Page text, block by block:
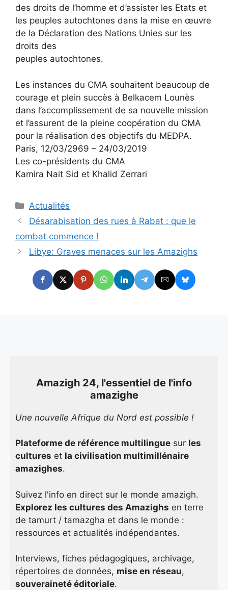
des droits de l’homme et d’assister les Etats et
les peuples autochtones dans la mise en œuvre
de la Déclaration des Nations Unies sur les
droits des
peuples autochtones.
Les instances du CMA souhaitent beaucoup de
courage et plein succès à Belkacem Lounès
dans l’accomplissement de sa nouvelle mission
et l’assurent de la pleine coopération du CMA
pour la réalisation des objectifs du MEDPA.
Paris, 12/03/2969 – 24/03/2019
Les co-présidents du CMA
Kamira Nait Sid et Khalid Zerrari
Catégories
Actualités
Désarabisation des rues à Rabat : que le
combat commence !
Libye: Graves menaces sur les Amazighs
Amazigh 24, l'essentiel de l'info
amazighe
Une nouvelle Afrique du Nord est possible !
Plateforme de référence multilingue sur les
cultures et la civilisation multimillénaire
amazighes.
Suivez l'info en direct sur le monde amazigh.
Explorez les cultures des Amazighs en terre
de tamurt / tamazgha et dans le monde :
ressources et actualités indépendantes.
Interviews, fiches pédagogiques, archivage,
répertoires de données, mise en réseau,
souveraineté éditoriale.